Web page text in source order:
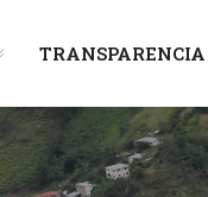
TRANSPARENCIA